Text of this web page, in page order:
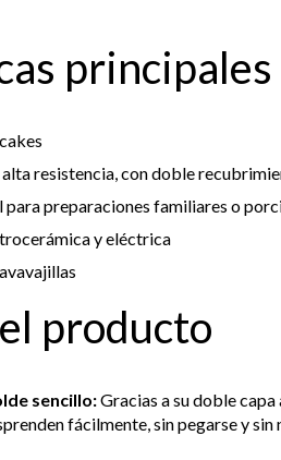
principales
resistencia, con doble
para preparaciones familiares o
y eléctrica
producto
sencillo:Gracias a su doble
fácilmente, sin pegarse y sin